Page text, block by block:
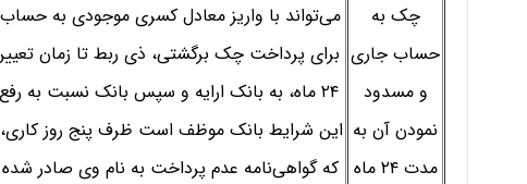
چک به
حساب جاری
و مسدود
نمودن آن به
مدت ۲۴ ماه
می‌تواند با واریز معادل کسری موجودی به
برای پرداخت چک برگشتی، ذی ربط تا زمان
۲۴ ماه، به بانک ارایه و سپس بانک نسبت به
این شرایط بانک موظف است ظرف پنج روز
که گواهی‌نامه عدم پرداخت به نام وی صادر